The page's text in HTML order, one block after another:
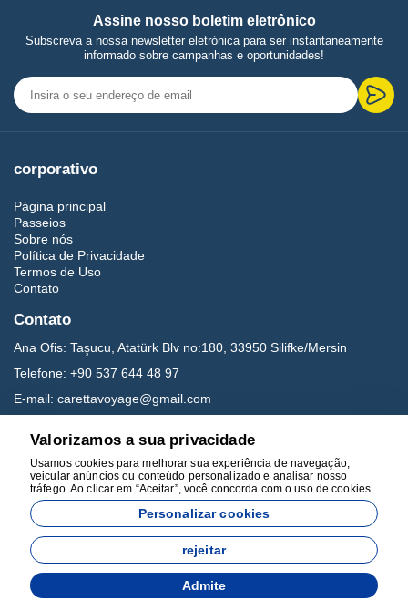
Assine nosso boletim eletrônico
Subscreva a nossa newsletter eletrónica para ser instantaneamente
informado sobre campanhas e oportunidades!
corporativo
Página principal
Passeios
Sobre nós
Política de Privacidade
Termos de Uso
Contato
Contato
Ana Ofis: Taşucu, Atatürk Blv no:180, 33950 Silifke/Mersin
Telefone: +90 537 644 48 97
E-mail: carettavoyage@gmail.com
Mídia social
Desenvolvido por
Valorizamos a sua privacidade
Usamos cookies para melhorar sua experiência de navegação,
veicular anúncios ou conteúdo personalizado e analisar nosso
tráfego. Ao clicar em “Aceitar”, você concorda com o uso de cookies.
Personalizar cookies
rejeitar
Admite